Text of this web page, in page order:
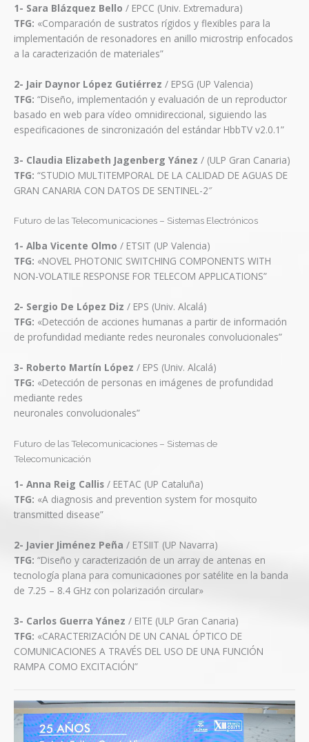
1- Sara Blázquez Bello / EPCC (Univ. Extremadura)
TFG: «Comparación de sustratos rígidos y flexibles para la
implementación de resonadores en anillo microstrip enfocados
a la caracterización de materiales”
2- Jair Daynor López Gutiérrez / EPSG (UP Valencia)
TFG: “Diseño, implementación y evaluación de un reproductor
basado en web para vídeo omnidireccional, siguiendo las
especificaciones de sincronización del estándar HbbTV v2.0.1”
3- Claudia Elizabeth Jagenberg Yánez / (ULP Gran Canaria)
TFG: “STUDIO MULTITEMPORAL DE LA CALIDAD DE AGUAS DE
GRAN CANARIA CON DATOS DE SENTINEL-2″
Futuro de las Telecomunicaciones – Sistemas Electrónicos
1- Alba Vicente Olmo / ETSIT (UP Valencia)
TFG: «NOVEL PHOTONIC SWITCHING COMPONENTS WITH
NON-VOLATILE RESPONSE FOR TELECOM APPLICATIONS”
2- Sergio De López Diz / EPS (Univ. Alcalá)
TFG: «Detección de acciones humanas a partir de información
de profundidad mediante redes neuronales convolucionales”
3- Roberto Martín López / EPS (Univ. Alcalá)
TFG: «Detección de personas en imágenes de profundidad
mediante redes
neuronales convolucionales”
Futuro de las Telecomunicaciones – Sistemas de
Telecomunicación
1- Anna Reig Callis / EETAC (UP Cataluña)
TFG: «A diagnosis and prevention system for mosquito
transmitted disease”
2- Javier Jiménez Peña / ETSIIT (UP Navarra)
TFG: “Diseño y caracterización de un array de antenas en
tecnología plana para comunicaciones por satélite en la banda
de 7.25 – 8.4 GHz con polarización circular»
3- Carlos Guerra Yánez / EITE (ULP Gran Canaria)
TFG: «CARACTERIZACIÓN DE UN CANAL ÓPTICO DE
COMUNICACIONES A TRAVÉS DEL USO DE UNA FUNCIÓN
RAMPA COMO EXCITACIÓN”